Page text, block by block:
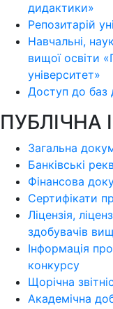
дидактики»
Репозитарій
Навчальні,
вищої освіти
університет»
Доступ до баз
ПУБЛІЧНА
Загальна
Банківські
Фінансова
Сертифікати
Ліцензія,
здобувачів
Інформація
конкурсу
Щорічна
Академічна